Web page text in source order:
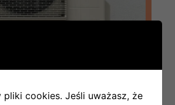
pliki cookies. Jeśli uważasz, że